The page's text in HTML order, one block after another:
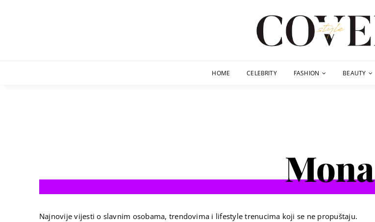
HOME CELEBRITY FASHION BEAUTY
Mona
Najnovije vijesti o slavnim osobama, trendovima i lifestyle trenucima koji se ne propuštaju.